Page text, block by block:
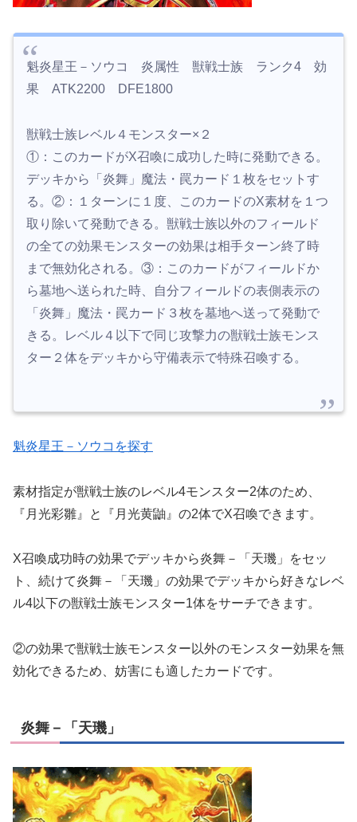
魁炎星王－ソウコ 炎属性 獣戦士族 ランク4 効
果 ATK2200 DFE1800
獣戦士族レベル４モンスター×２
①：このカードがX召喚に成功した時に発動できる。
デッキから「炎舞」魔法・罠カード１枚をセットす
る。②：１ターンに１度、このカードのX素材を１つ
取り除いて発動できる。獣戦士族以外のフィールド
の全ての効果モンスターの効果は相手ターン終了時
まで無効化される。③：このカードがフィールドか
ら墓地へ送られた時、自分フィールドの表側表示の
「炎舞」魔法・罠カード３枚を墓地へ送って発動で
きる。レベル４以下で同じ攻撃力の獣戦士族モンス
ター２体をデッキから守備表示で特殊召喚する。
魁炎星王－ソウコを探す
素材指定が獣戦士族のレベル4モンスター2体のため、
『月光彩雛』と『月光黄鼬』の2体でX召喚できます。
X召喚成功時の効果でデッキから炎舞－「天璣」をセッ
ト、続けて炎舞－「天璣」の効果でデッキから好きなレベ
ル4以下の獣戦士族モンスター1体をサーチできます。
②の効果で獣戦士族モンスター以外のモンスター効果を無
効化できるため、妨害にも適したカードです。
炎舞－「天璣」